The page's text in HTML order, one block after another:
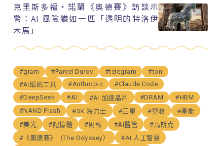
克里斯多福・諾蘭《奧德賽》訪談示
警：AI 風險猶如一匹「透明的特洛伊
木馬」
#gram #Parvel Durov #telegram
#ton
#AI編碼工具
#Anthropic
#Claude Code
#DeepSeek
#AI #AI 加速晶片 #DRAM
#HBM
#NAND Flash
#SK 海力士 #三星 #營收
#產能
#美光
#記憶體 #財報 #AI監管
#馬斯克
#《奧德賽》（The Odyssey）
#AI 人工智慧